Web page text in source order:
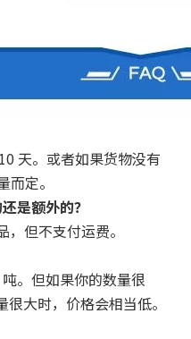
天。或者如果货物没有
定。
是额外的？
但不支付运费。
。但如果你的数量很
大时，价格会相当低。